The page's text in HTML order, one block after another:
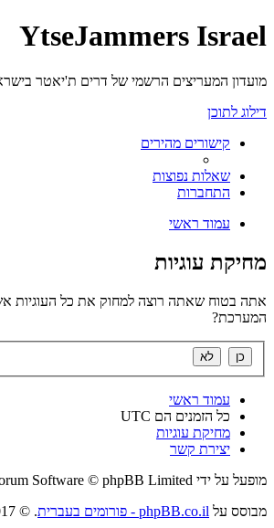
YtseJammers Israel
מועדון המעריצים הרשמי של דרים ת'יאטר
דילוג לתוכן
קישורים מהירים
שאלות נפוצות
התחברות
עמוד ראשי
מחיקת עוגיות
אתה בטוח שאתה רוצה למחוק את כל העוגיות
המערכת?
עמוד ראשי
כל הזמנים הם UTC
מחיקת עוגיות
יצירת קשר
מופעל על ידי Software © phpBB Limited
מבוסס על phpBB.co.il - פורומים בעברית
. © 2017 - phpBB.co.il.